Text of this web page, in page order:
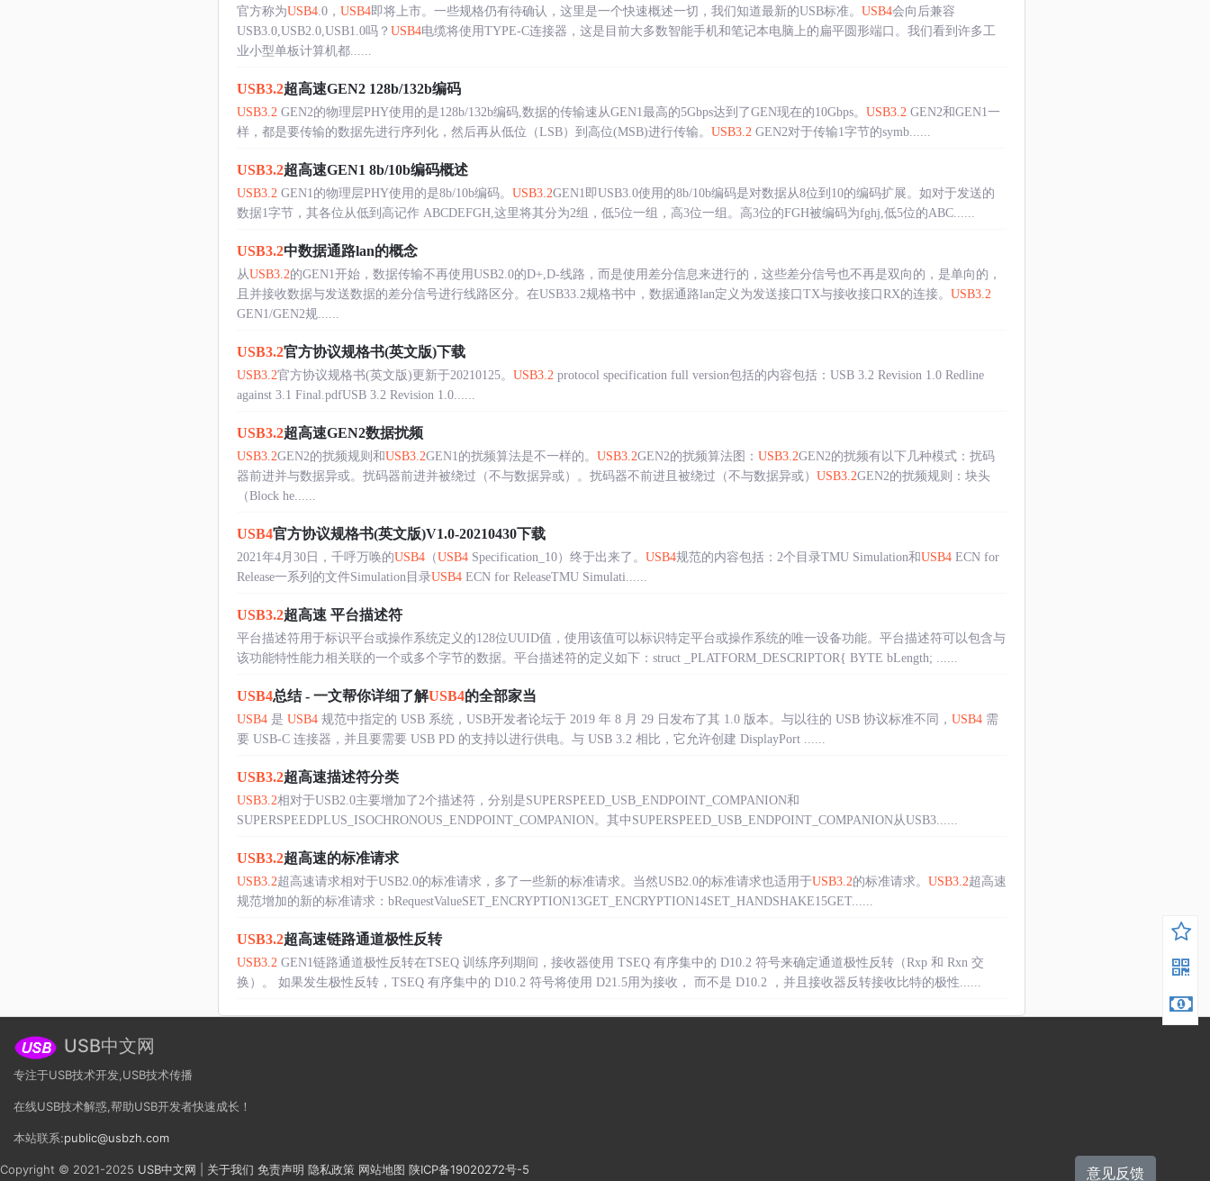
官方称为USB4.0， USB4即将上市。一些规格仍有待确认，这里是一个快速概述一切，我们知道最新的USB标准。 USB4会向后兼容
USB3.0,USB2.0,USB1.0吗？ USB4电缆将使用TYPE-C连接器，这是目前大多数智能手机和笔记本电脑上的扁平圆形端口。我们看到许多工
业小型单板计算机都......
USB3.2超高速GEN2 128b/132b编码
USB3.2GEN2的物理层PHY使用的是128b/132b编码,数据的传输速从GEN1最高的5Gbps达到了GEN现在的10Gbps。 USB3.2GEN2和GEN1一
样，都是要传输的数据先进行序列化，然后再从低位（LSB）到高位(MSB)进行传输。 USB3.2GEN2对于传输1字节的symb......
USB3.2超高速GEN1 8b/10b编码概述
USB3.2GEN1的物理层PHY使用的是8b/10b编码。 USB3.2GEN1即USB3.0使用的8b/10b编码是对数据从8位到10的编码扩展。如对于发送的
数据1字节，其各位从低到高记作 ABCDEFGH,这里将其分为2组，低5位一组，高3位一组。高3位的FGH被编码为fghj,低5位的ABC......
USB3.2中数据通路lan的概念
从USB3.2的GEN1开始，数据传输不再使用USB2.0的D+,D-线路，而是使用差分信息来进行的，这些差分信号也不再是双向的，是单向的，
且并接收数据与发送数据的差分信号进行线路区分。在USB33.2规格书中，数据通路lan定义为发送接口TX与接收接口RX的连接。 USB3.2
GEN1/GEN2规......
USB3.2官方协议规格书(英文版)下载
USB3.2官方协议规格书(英文版)更新于20210125。 USB3.2protocol specification full version包括的内容包括：USB 3.2 Revision 1.0 Redline
against 3.1 Final.pdfUSB 3.2 Revision 1.0......
USB3.2超高速GEN2数据扰频
USB3.2GEN2的扰频规则和USB3.2GEN1的扰频算法是不一样的。 USB3.2GEN2的扰频算法图： USB3.2GEN2的扰频有以下几种模式：扰码
器前进并与数据异或。扰码器前进并被绕过（不与数据异或）。扰码器不前进且被绕过（不与数据异或） USB3.2GEN2的扰频规则：块头
（Block he......
USB4官方协议规格书(英文版)V1.0-20210430下载
2021年4月30日，千呼万唤的USB4（USB4Specification_10）终于出来了。 USB4规范的内容包括：2个目录TMU Simulation和USB4ECN for
Release一系列的文件Simulation目录USB4ECN for ReleaseTMU Simulati......
USB3.2超高速 平台描述符
平台描述符用于标识平台或操作系统定义的128位UUID值，使用该值可以标识特定平台或操作系统的唯一设备功能。平台描述符可以包含与
该功能特性能力相关联的一个或多个字节的数据。平台描述符的定义如下：struct _PLATFORM_DESCRIPTOR{ BYTE bLength; ......
USB4总结 - 一文帮你详细了解USB4的全部家当
USB4是 USB4规范中指定的 USB 系统，USB开发者论坛于 2019 年 8 月 29 日发布了其 1.0 版本。与以往的 USB 协议标准不同， USB4需
要 USB-C 连接器，并且要需要 USB PD 的支持以进行供电。与 USB 3.2 相比，它允许创建 DisplayPort ......
USB3.2超高速描述符分类
USB3.2相对于USB2.0主要增加了2个描述符，分别是SUPERSPEED_USB_ENDPOINT_COMPANION和
SUPERSPEEDPLUS_ISOCHRONOUS_ENDPOINT_COMPANION。其中SUPERSPEED_USB_ENDPOINT_COMPANION从USB3......
USB3.2超高速的标准请求
USB3.2超高速请求相对于USB2.0的标准请求，多了一些新的标准请求。当然USB2.0的标准请求也适用于USB3.2的标准请求。 USB3.2超高速
规范增加的新的标准请求：bRequestValueSET_ENCRYPTION13GET_ENCRYPTION14SET_HANDSHAKE15GET......
USB3.2超高速链路通道极性反转
USB3.2GEN1链路通道极性反转在TSEQ 训练序列期间，接收器使用 TSEQ 有序集中的 D10.2 符号来确定通道极性反转（Rxp 和 Rxn 交
换）。 如果发生极性反转，TSEQ 有序集中的 D10.2 符号将使用 D21.5用为接收， 而不是 D10.2 ，并且接收器反转接收比特的极性......
USB中文网
专注于USB技术开发,USB技术传播
在线USB技术解惑,帮助USB开发者快速成长！
本站联系:public@usbzh.com
Copyright © 2021-2025 USB中文网 关于我们 免责声明 隐私政策 网站地图 陕ICP备19020272号-5 意见反馈